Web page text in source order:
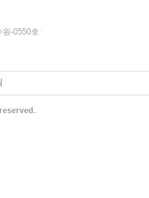
-0550호